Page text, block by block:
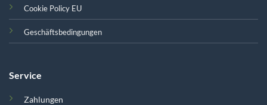
Cookie Policy EU
Geschäftsbedingungen
Service
Zahlungen